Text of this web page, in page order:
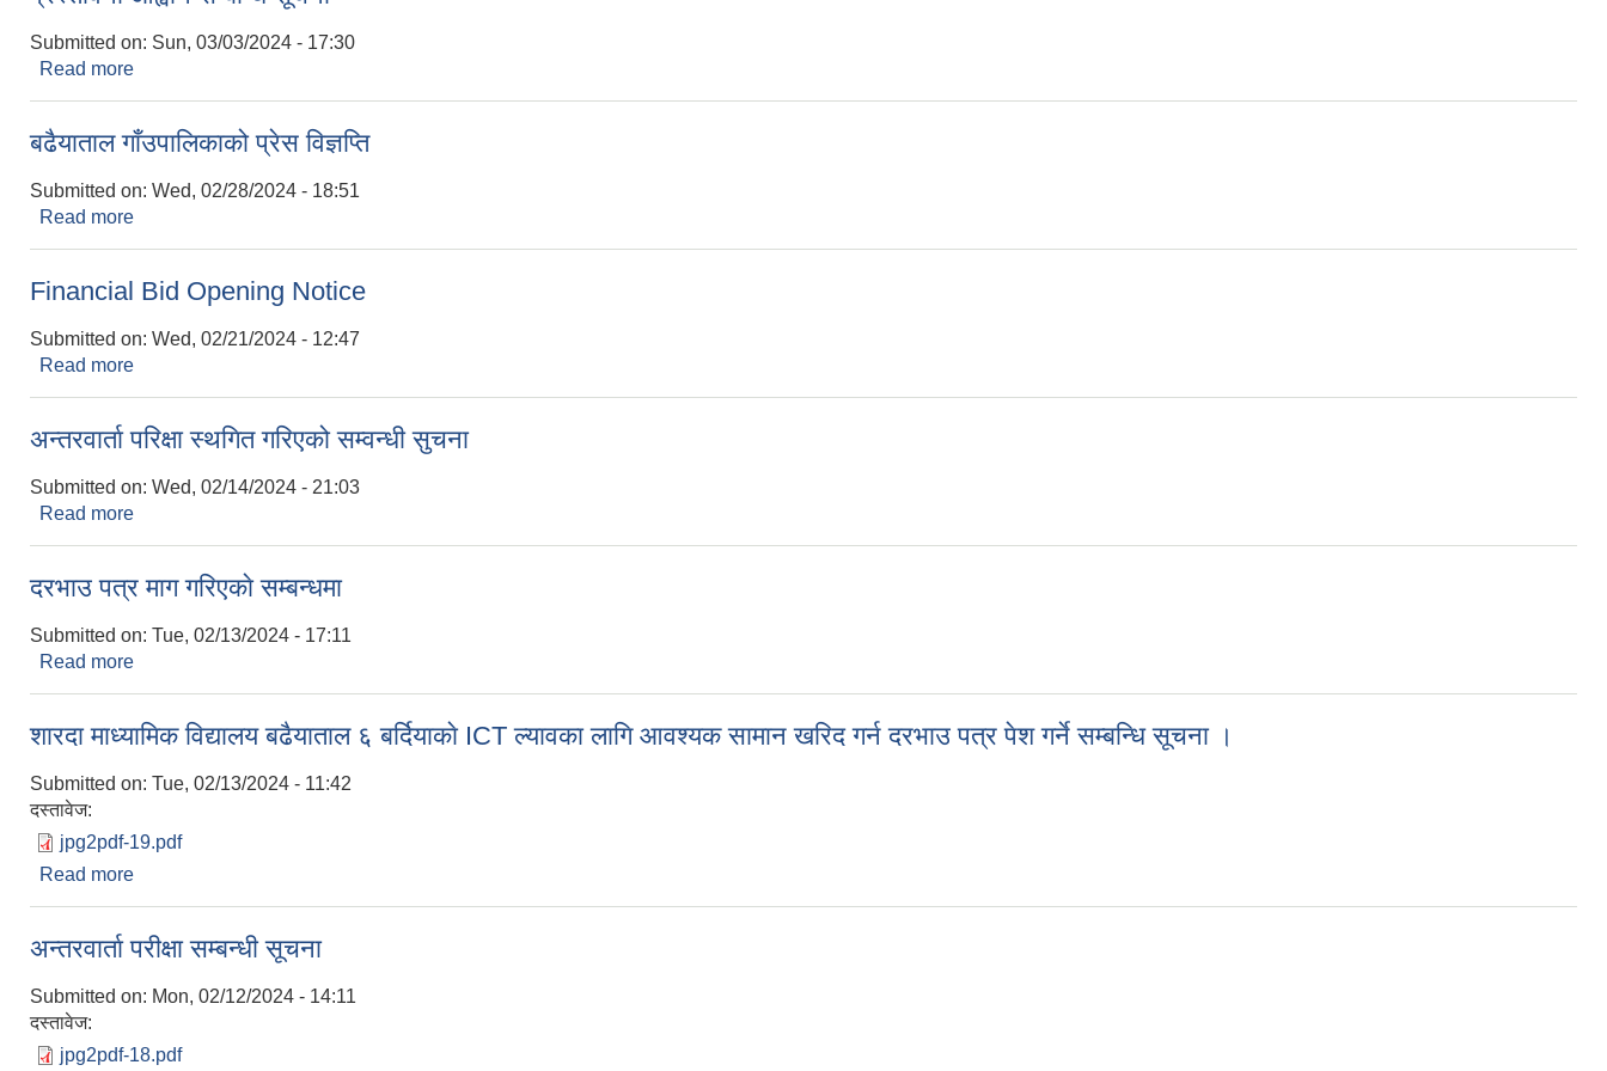
Submitted on: Sun, 03/03/2024 - 17:30
Read more
बढैयाताल गाँउपालिकाको प्रेस विज्ञप्ति
Submitted on: Wed, 02/28/2024 - 18:51
Read more
Financial Bid Opening Notice
Submitted on: Wed, 02/21/2024 - 12:47
Read more
अन्तरवार्ता परिक्षा स्थगित गरिएको सम्वन्धी सुचना
Submitted on: Wed, 02/14/2024 - 21:03
Read more
दरभाउ पत्र माग गरिएकाे सम्बन्धमा
Submitted on: Tue, 02/13/2024 - 17:11
Read more
शारदा माध्यामिक विद्यालय बढैयाताल ६ बर्दियाकाे ICT ल्यावका लागि आवश्यक सामान खरिद गर्न दरभाउ पत्र पेश गर्ने सम्बन्धि सूचना ।
Submitted on: Tue, 02/13/2024 - 11:42
दस्तावेज:
jpg2pdf-19.pdf
Read more
अन्तरवार्ता परीक्षा सम्बन्धी सूचना
Submitted on: Mon, 02/12/2024 - 14:11
दस्तावेज:
jpg2pdf-18.pdf